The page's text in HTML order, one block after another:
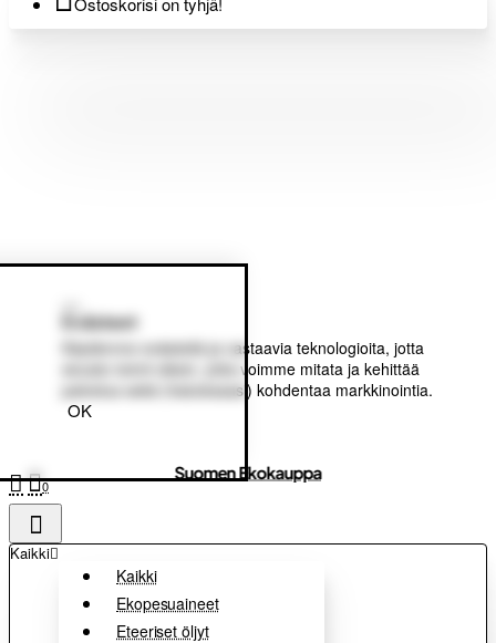
Evästeet
Käytämme evästeitä ja vastaavia teknologioita, jotta
sivusto toimii oikein, jotta voimme mitata ja kehittää
palvelua sekä (halutessasi) kohdentaa markkinointia.
OK
Suomen Ekokauppa
0
Kaikki
Kaikki
Ekopesuaineet
Eteeriset öljyt